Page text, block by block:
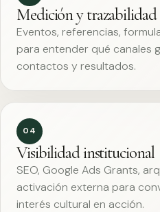
Medición y trazabilidad
Eventos, referencias,
para entender qué canales
contactos y resultados.
04
Visibilidad institucional
SEO, Google Ads Grants,
activación externa para
interés cultural en acción.